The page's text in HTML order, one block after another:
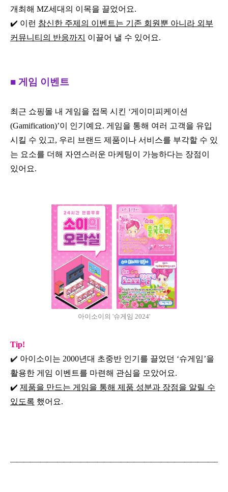
개최해 MZ세대의 이목을 끌었어요.
✔️ 이런 참신한 주제의 이벤트는 기존 회원뿐 아니라 외부
커뮤니티의 반응까지
이끌어 낼 수 있어요.
■ 게임 이벤트
최근 쇼핑몰 내 게임을 접목 시킨 ‘게이미피케이션
(Gamification)’이 인기예요. 게임을 통해 여러 고객을 유입
시킬 수 있고, 우리 브랜드 제품이나 서비스를 부각할 수 있
는 요소를 더해 자연스러운 마케팅이 가능하다는 장점이
있어요.
아이소이의 '슈게임 2024'
Tip!
✔️ 아이소이는 2000년대 초중반 인기를 끌었던 ‘슈게임’을
활용한 게임 이벤트를 마련해 관심을 모았어요.
✔️ 제품을 만드는 게임을 통해 제품 성분과 장점을 알릴 수
있도록 했어요.